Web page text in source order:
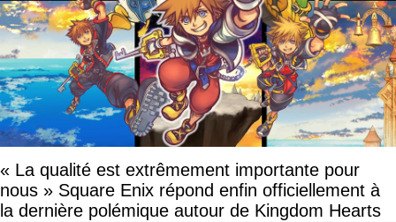
« La qualité est extrêmement importante pour
nous » Square Enix répond enfin officiellement à
la dernière polémique autour de Kingdom Hearts